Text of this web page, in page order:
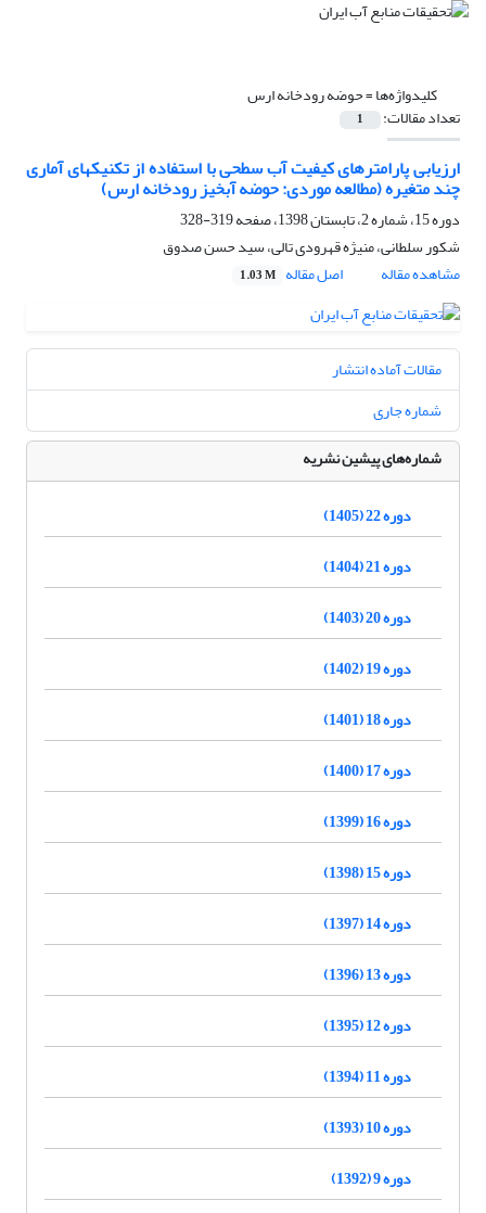
کلیدواژه‌ها =حوضه رودخانه ارس
تعداد مقالات: 1
ارزیابی پارامترهای کیفیت آب سطحی با استفاده از تکنیکهای آماری
چند متغیره (مطالعه موردی: حوضه آبخیز رودخانه ارس)
دوره 15، شماره 2، تابستان 1398، صفحه
319-328
شکور سلطانی، منیژه قهرودی تالی، سید حسن صدوق
مشاهده مقاله
اصل مقاله 1.03 M
مقالات آماده انتشار
شماره جاری
شماره‌های پیشین نشریه
دوره 22 (1405)
دوره 21 (1404)
دوره 20 (1403)
دوره 19 (1402)
دوره 18 (1401)
دوره 17 (1400)
دوره 16 (1399)
دوره 15 (1398)
دوره 14 (1397)
دوره 13 (1396)
دوره 12 (1395)
دوره 11 (1394)
دوره 10 (1393)
دوره 9 (1392)